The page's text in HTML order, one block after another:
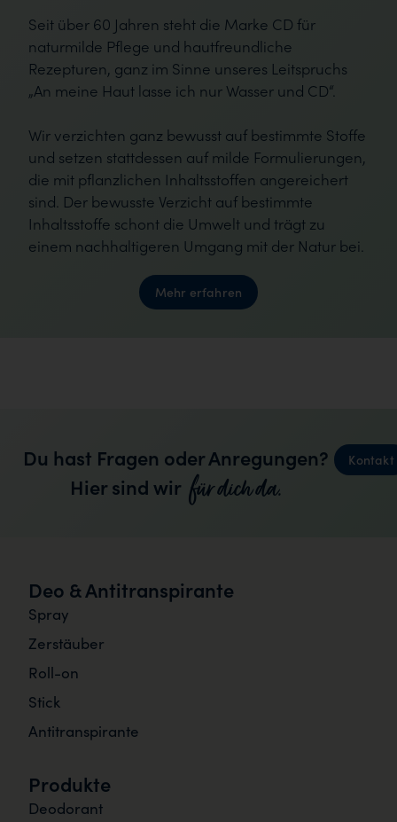
Seit über 60 Jahren steht die Marke CD für
naturmilde Pflege und hautfreundliche
Rezepturen, ganz im Sinne unseres Leitspruchs
„An meine Haut lasse ich nur Wasser und CD“.
Wir verzichten ganz bewusst auf bestimmte Stoffe
und setzen stattdessen auf milde Formulierungen,
die mit pflanzlichen Inhaltsstoffen angereichert
sind. Der bewusste Verzicht auf bestimmte
Inhaltsstoffe schont die Umwelt und trägt zu
einem nachhaltigeren Umgang mit der Natur bei.
Mehr erfahren
Du hast Fragen oder Anregungen?
Hier sind wir für dich da.
Kontakt
Deo & Antitranspirante
Spray
Zerstäuber
Roll-on
Stick
Antitranspirante
Produkte
Deodorant